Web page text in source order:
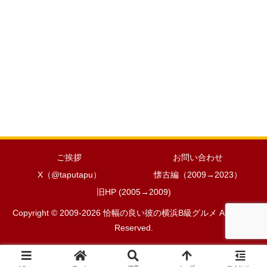
ご挨拶
お問い合わせ
X（@taputapu）
懐古編（2009→2023）
旧HP (2005→2009)
Copyright © 2009-2026 恰幅の良い彼の横浜B級グルメ All Rights
Reserved.